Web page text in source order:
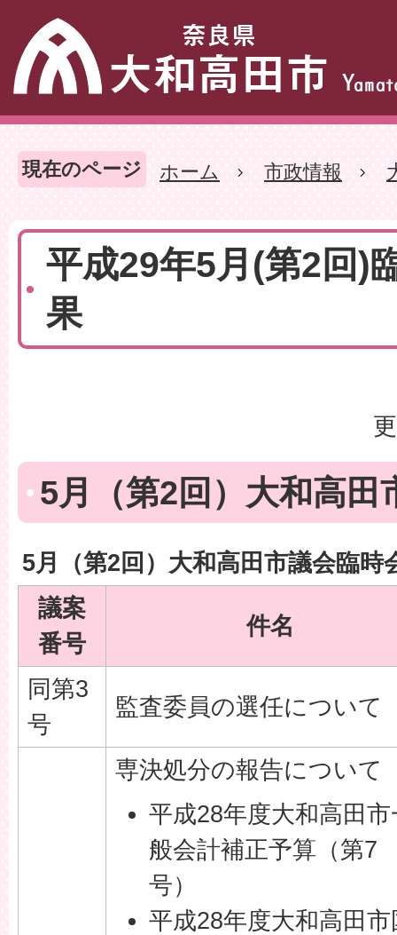
現在のページ ホーム 市政情報
平成29年5月(第2回)
果
5月（第2回）大和高田
5月（第2回）大和高田市議会臨時
議案
番号
件名
同第3
号
監査委員の選任について
専決処分の報告について
平成28年度大和高田市
般会計補正予算（第7
号）
平成28年度大和高田市